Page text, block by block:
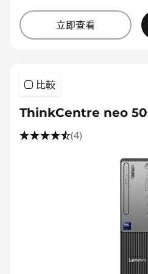
立即查看
比較
ThinkCentre neo
(4)